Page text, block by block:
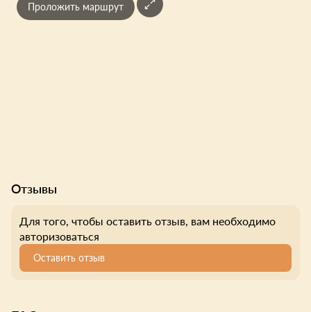
Проложить маршрут
Отзывы
Для того, чтобы оставить отзыв, вам необходимо
авторизоваться
Оставить отзыв